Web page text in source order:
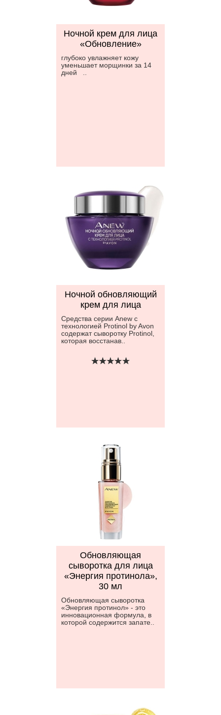
Ночной крем для лица
«Обновление»
глубоко увлажняет кожу
уменьшает морщинки за 14
дней ..
Ночной обновляющий
крем для лица
Средства серии Anew с
технологией Protinol by Avon
содержат сыворотку Protinol,
которая восстанав..
Обновляющая
сыворотка для лица
«Энергия протинола»,
30 мл
Обновляющая сыворотка
«Энергия протинол» - это
инновационная формула, в
которой содержится запате..